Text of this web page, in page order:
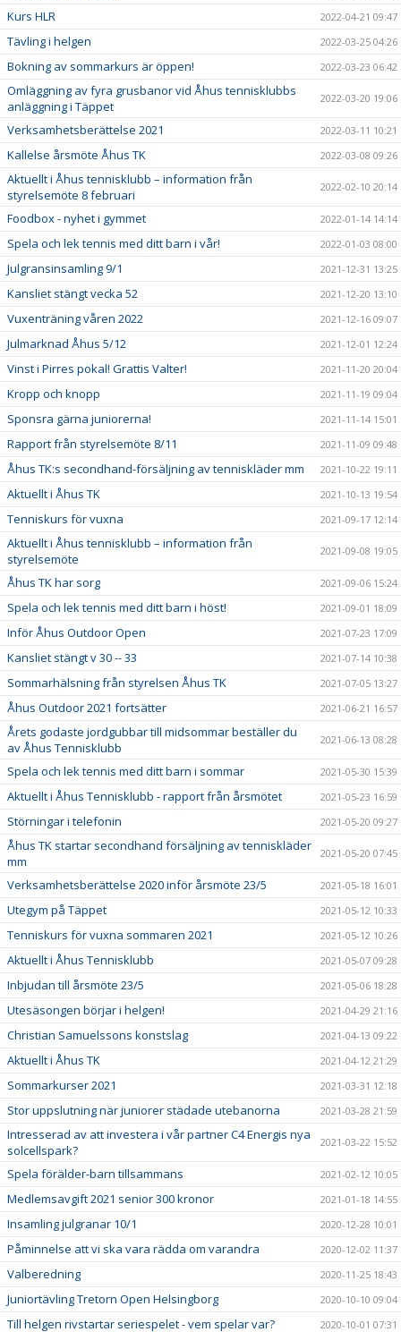
Kurs HLR 2022-04-21 09:47
Tävling i helgen 2022-03-25 04:26
Bokning av sommarkurs är öppen! 2022-03-23 06:42
Omläggning av fyra grusbanor vid Åhus tennisklubbs
anläggning i Täppet
2022-03-20 19:06
Verksamhetsberättelse 2021 2022-03-11 10:21
Kallelse årsmöte Åhus TK 2022-03-08 09:26
Aktuellt i Åhus tennisklubb – information från
styrelsemöte 8 februari
2022-02-10 20:14
Foodbox - nyhet i gymmet 2022-01-14 14:14
Spela och lek tennis med ditt barn i vår! 2022-01-03 08:00
Julgransinsamling 9/1 2021-12-31 13:25
Kansliet stängt vecka 52 2021-12-20 13:10
Vuxenträning våren 2022 2021-12-16 09:07
Julmarknad Åhus 5/12 2021-12-01 12:24
Vinst i Pirres pokal! Grattis Valter! 2021-11-20 20:04
Kropp och knopp 2021-11-19 09:04
Sponsra gärna juniorerna! 2021-11-14 15:01
Rapport från styrelsemöte 8/11 2021-11-09 09:48
Åhus TK:s secondhand-försäljning av tenniskläder mm 2021-10-22 19:11
Aktuellt i Åhus TK 2021-10-13 19:54
Tenniskurs för vuxna 2021-09-17 12:14
Aktuellt i Åhus tennisklubb – information från
styrelsemöte
2021-09-08 19:05
Åhus TK har sorg 2021-09-06 15:24
Spela och lek tennis med ditt barn i höst! 2021-09-01 18:09
Inför Åhus Outdoor Open 2021-07-23 17:09
Kansliet stängt v 30 -- 33 2021-07-14 10:38
Sommarhälsning från styrelsen Åhus TK 2021-07-05 13:27
Åhus Outdoor 2021 fortsätter 2021-06-21 16:57
Årets godaste jordgubbar till midsommar beställer du
av Åhus Tennisklubb
2021-06-13 08:28
Spela och lek tennis med ditt barn i sommar 2021-05-30 15:39
Aktuellt i Åhus Tennisklubb - rapport från årsmötet 2021-05-23 16:59
Störningar i telefonin 2021-05-20 09:27
Åhus TK startar secondhand försäljning av tenniskläder
mm
2021-05-20 07:45
Verksamhetsberättelse 2020 inför årsmöte 23/5 2021-05-18 16:01
Utegym på Täppet 2021-05-12 10:33
Tenniskurs för vuxna sommaren 2021 2021-05-12 10:26
Aktuellt i Åhus Tennisklubb 2021-05-07 09:28
Inbjudan till årsmöte 23/5 2021-05-06 18:28
Utesäsongen börjar i helgen! 2021-04-29 21:16
Christian Samuelssons konstslag 2021-04-13 09:22
Aktuellt i Åhus TK 2021-04-12 21:29
Sommarkurser 2021 2021-03-31 12:18
Stor uppslutning när juniorer städade utebanorna 2021-03-28 21:59
Intresserad av att investera i vår partner C4 Energis nya
solcellspark?
2021-03-22 15:52
Spela förälder-barn tillsammans 2021-02-12 10:05
Medlemsavgift 2021 senior 300 kronor 2021-01-18 14:55
Insamling julgranar 10/1 2020-12-28 10:01
Påminnelse att vi ska vara rädda om varandra 2020-12-02 11:37
Valberedning 2020-11-25 18:43
Juniortävling Tretorn Open Helsingborg 2020-10-10 09:04
Till helgen rivstartar seriespelet - vem spelar var? 2020-10-01 07:31